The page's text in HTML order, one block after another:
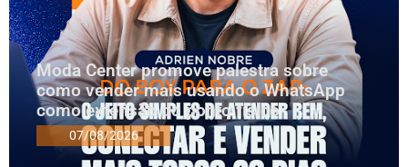
Moda Center promove palestra sobre
como vender mais usando o WhatsApp
como extensão do ponto físico
07/08/2026